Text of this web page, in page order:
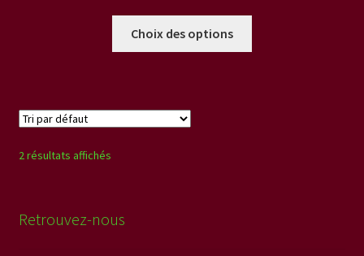
de
prix :
€30,00
Choix des options
2 résultats affichés
Retrouvez-nous